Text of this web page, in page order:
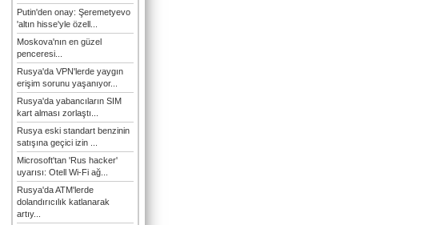
Putin'den onay: Şeremetyevo
'altın hisse'yle özell...
Moskova'nın en güzel
penceresi...
Rusya'da VPN'lerde yaygın
erişim sorunu yaşanıyor...
Rusya'da yabancıların SIM
kart alması zorlaştı...
Rusya eski standart benzinin
satışına geçici izin ...
Microsoft'tan 'Rus hacker'
uyarısı: Otell Wi-Fi ağ...
Rusya'da ATM'lerde
dolandırıcılık katlanarak
artıy...